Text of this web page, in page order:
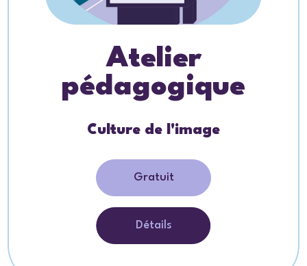
Atelier
pédagogique
Culture de l'image
Gratuit
Détails